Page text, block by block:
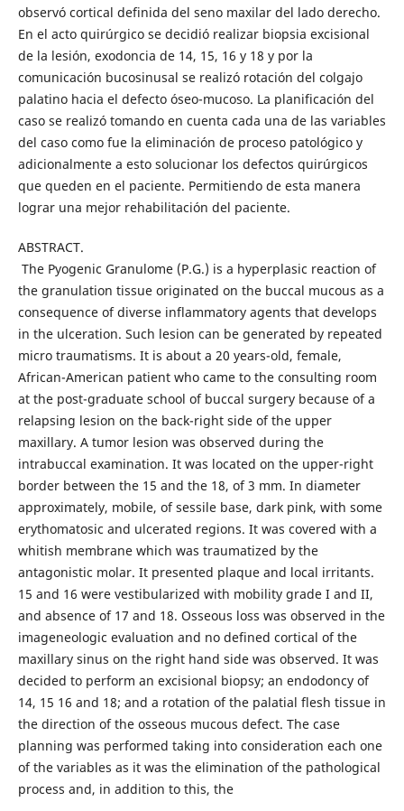
observó cortical definida del seno maxilar del lado derecho.
En el acto quirúrgico se decidió realizar biopsia excisional
de la lesión, exodoncia de 14, 15, 16 y 18 y por la
comunicación bucosinusal se realizó rotación del colgajo
palatino hacia el defecto óseo-mucoso. La planificación del
caso se realizó tomando en cuenta cada una de las variables
del caso como fue la eliminación de proceso patológico y
adicionalmente a esto solucionar los defectos quirúrgicos
que queden en el paciente. Permitiendo de esta manera
lograr una mejor rehabilitación del paciente.
ABSTRACT.
The Pyogenic Granulome (P.G.) is a hyperplasic reaction of
the granulation tissue originated on the buccal mucous as a
consequence of diverse inflammatory agents that develops
in the ulceration. Such lesion can be generated by repeated
micro traumatisms. It is about a 20 years-old, female,
African-American patient who came to the consulting room
at the post-graduate school of buccal surgery because of a
relapsing lesion on the back-right side of the upper
maxillary. A tumor lesion was observed during the
intrabuccal examination. It was located on the upper-right
border between the 15 and the 18, of 3 mm. In diameter
approximately, mobile, of sessile base, dark pink, with some
erythomatosic and ulcerated regions. It was covered with a
whitish membrane which was traumatized by the
antagonistic molar. It presented plaque and local irritants.
15 and 16 were vestibularized with mobility grade I and II,
and absence of 17 and 18. Osseous loss was observed in the
imageneologic evaluation and no defined cortical of the
maxillary sinus on the right hand side was observed. It was
decided to perform an excisional biopsy; an endodoncy of
14, 15 16 and 18; and a rotation of the palatial flesh tissue in
the direction of the osseous mucous defect. The case
planning was performed taking into consideration each one
of the variables as it was the elimination of the pathological
process and, in addition to this, the